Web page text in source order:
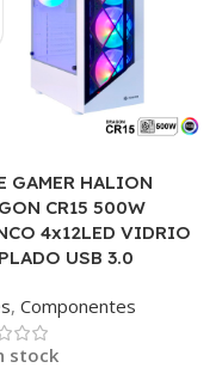
GAMER HALION
CR15 500W
4x12LED VIDRIO
USB 3.0
, Componentes
stock